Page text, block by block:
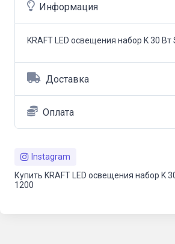
Информация
KRAFT LED освещения набор K 30 Вт
Доставка
Оплата
Instagram
Купить KRAFT LED освещения набор K
1200